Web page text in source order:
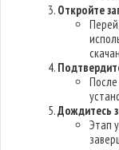
Откройте
Дождитесь
Этап